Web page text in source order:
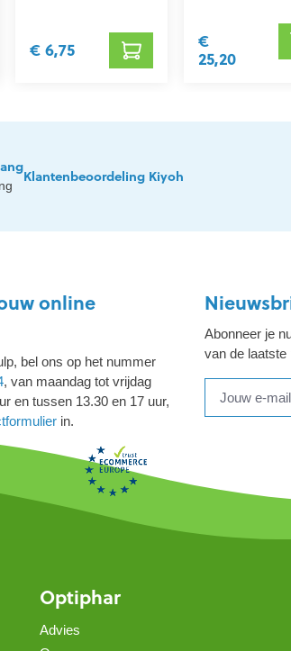
€ 6,75
€
25,20
Klantenbeoordeling Kiyoh
online
bel ons op het nummer
, van maandag tot vrijdag
en tussen 13.30 en 17 uur,
in.
Abonneer je
van de laatste
Optiphar
Advies